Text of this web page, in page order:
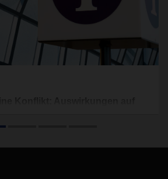
über die Auswirkungen des